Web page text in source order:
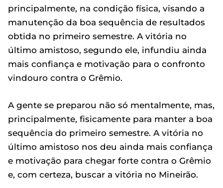
principalmente, na condição física, visando a
manutenção da boa sequência de resultados
obtida no primeiro semestre. A vitória no
último amistoso, segundo ele, infundiu ainda
mais confiança e motivação para o confronto
vindouro contra o Grêmio.
A gente se preparou não só mentalmente, mas,
principalmente, fisicamente para manter a boa
sequência do primeiro semestre. A vitória no
último amistoso nos deu ainda mais confiança
e motivação para chegar forte contra o Grêmio
e, com certeza, buscar a vitória no Mineirão.